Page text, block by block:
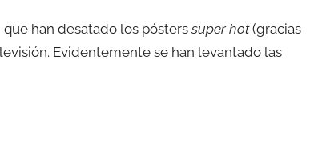
han desatado los pósterssuper hot(gracias
Evidentemente se han levantado las